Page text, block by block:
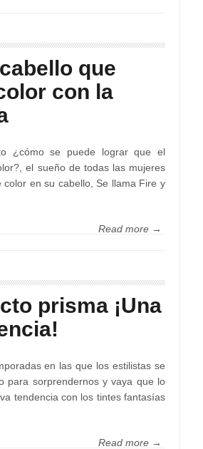
que
con la
¿cómo se puede lograr que el
el sueño de todas las mujeres
en su cabello, Se llama Fire y
Read more →
prisma ¡Una
en las que los estilistas se
para sorprendernos y vaya que lo
tendencia con los tintes fantasías
Read more →